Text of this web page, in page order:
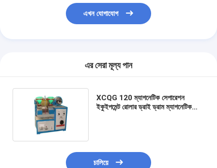
এখন যোগাযোগ
এর সেরা মূল্য পান
XCQG 120 ম্যাগনেটিক সেপারেশন
ইকুইপমেন্ট রোলার ড্রাই ড্রাম ম্যাগনেটিক
চালিয়ে